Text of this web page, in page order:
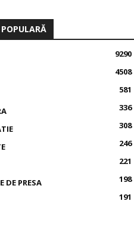
9290
4508
581
336
308
246
221
DE PRESA
198
191